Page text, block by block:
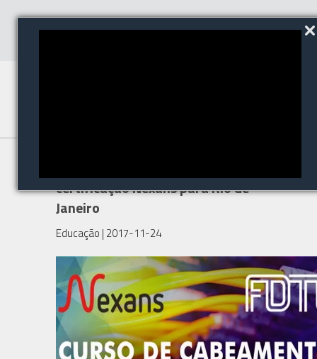
certificação Nexans para Rio de
Janeiro
Educação | 2017-11-24